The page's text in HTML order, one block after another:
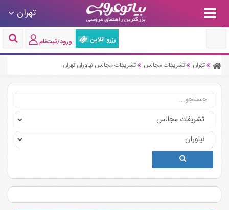
تهران
رزرو آنلاین ورود/ثبت‌نام
تهران تشریفات مجالس تشریفات مجالس نیاوران تهران